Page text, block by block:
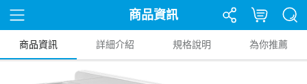
商品資訊
商品資訊 詳細介紹 規格說明 為你推薦